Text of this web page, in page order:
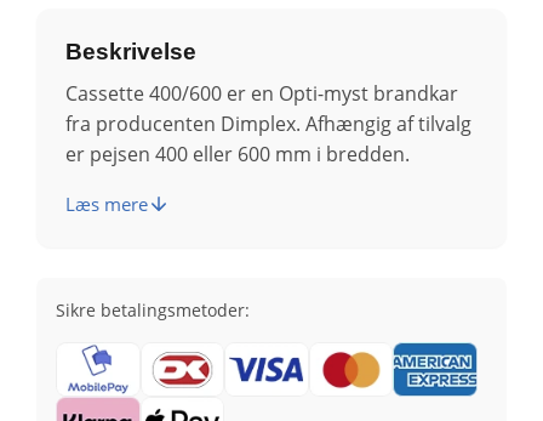
Beskrivelse
Cassette 400/600 er en Opti-myst brandkar
fra producenten Dimplex. Afhængig af tilvalg
er pejsen 400 eller 600 mm i bredden.
Læs mere
Sikre betalingsmetoder: